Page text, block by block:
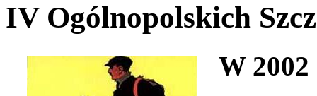
IV Ogólnopolskich
W